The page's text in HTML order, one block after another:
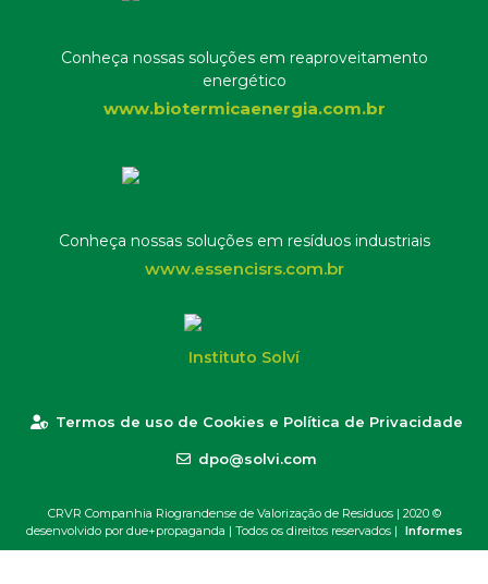
Conheça nossas soluções em reaproveitamento
energético
www.biotermicaenergia.com.br
Conheça nossas soluções em resíduos industriais
www.essencisrs.com.br
Instituto Solví
Termos de uso de Cookies e Política de Privacidade
dpo@solvi.com
CRVR Companhia Riograndense de Valorização de Resíduos | 2020 ©
desenvolvido por due+propaganda | Todos os direitos reservados | Informes